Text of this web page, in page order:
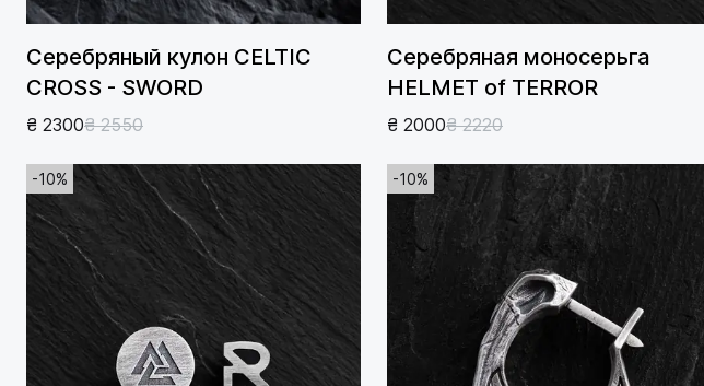
Серебряный кулон CELTIC
CROSS - SWORD
₴ 2300₴ 2550
Серебряная моносерьга
HELMET of TERROR
₴ 2000₴ 2220
-10% -10%